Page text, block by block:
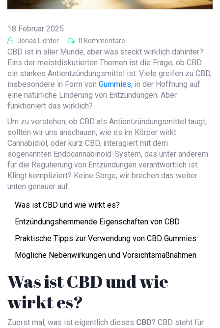
18 Februar 2025
Jonas Lichter 0 Kommentare
CBD ist in aller Munde, aber was steckt wirklich dahinter?
Eins der meistdiskutierten Themen ist die Frage, ob CBD
ein starkes Antientzündungsmittel ist. Viele greifen zu CBD,
insbesondere in Form von Gummies, in der Hoffnung auf
eine natürliche Linderung von Entzündungen. Aber
funktioniert das wirklich?
Um zu verstehen, ob CBD als Antientzündungsmittel taugt,
sollten wir uns anschauen, wie es im Körper wirkt.
Cannabidiol, oder kurz CBD, interagiert mit dem
sogenannten Endocannabinoid-System, das unter anderem
für die Regulierung von Entzündungen verantwortlich ist.
Klingt kompliziert? Keine Sorge, wir brechen das weiter
unten genauer auf.
Was ist CBD und wie wirkt es?
Entzündungshemmende Eigenschaften von CBD
Praktische Tipps zur Verwendung von CBD Gummies
Mögliche Nebenwirkungen und Vorsichtsmaßnahmen
Was ist CBD und wie
wirkt es?
Zuerst mal, was ist eigentlich dieses CBD? CBD steht für